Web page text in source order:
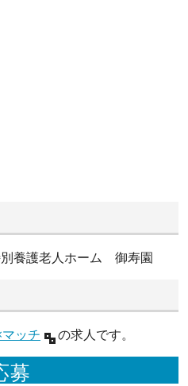
養護老人ホーム 御寿園
ッチ の求人です。
募